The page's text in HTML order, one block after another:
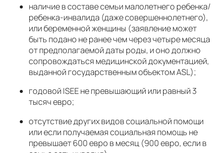
наличие в составе семьи малолетнего ребенка/
ребенка-инвалида (даже совершеннолетнего),
или беременной женщины (заявление может
быть подано не ранее чем через четыре месяца
от предполагаемой даты роды, и оно должно
сопровождаться медицинской документацией,
выданной государственным объектом ASL);
годовой ISEE не превышающий или равный 3
тысяч евро;
отсутствие других видов социальной помощи
или если получаемая социальная помощь не
превышает 600 евро в месяц (900 евро, если в